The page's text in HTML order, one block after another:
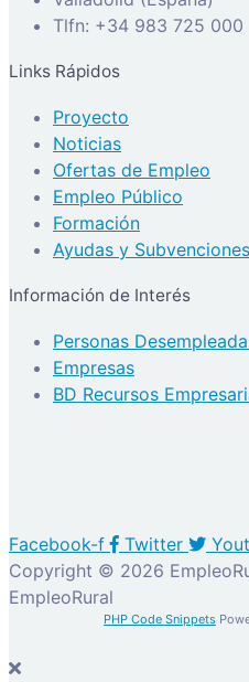
Tlfn: +34 983 725 000
Links Rápidos
Proyecto
Noticias
Ofertas de Empleo
Empleo Público
Formación
Ayudas y Subvenciones
Información de Interés
Personas
Empresas
BD Recursos
Facebook-f Twitter
Copyright © 2026
EmpleoRural
PHP Code Snippets